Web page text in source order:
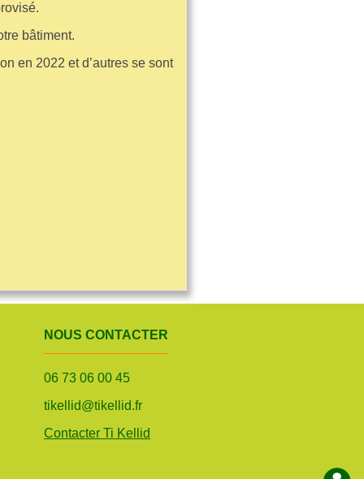
bâtiment.
en 2022 et d’autres se sont
NOUS CONTACTER
06 73 06 00 45
tikellid@tikellid.fr
Contacter Ti Kellid